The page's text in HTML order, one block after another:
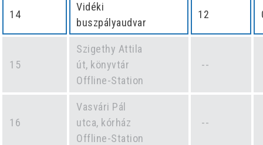
14
Vidéki
buszpályaudvar
12
15
Szigethy Attila
út, könyvtár
Offline-Station
--
16
Vasvári Pál
utca, kórház
Offline-Station
--